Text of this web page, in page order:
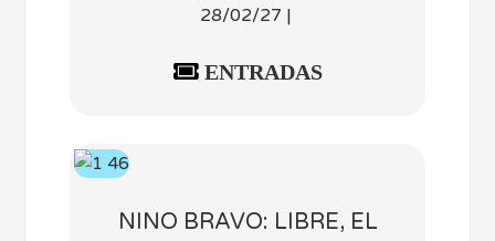
28/02/27 |
ENTRADAS
NINO BRAVO: LIBRE, EL